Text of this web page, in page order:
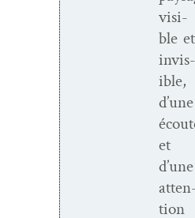
vis­i­
ble et
invis­
i­ble,
d’une
et
d’une
tion